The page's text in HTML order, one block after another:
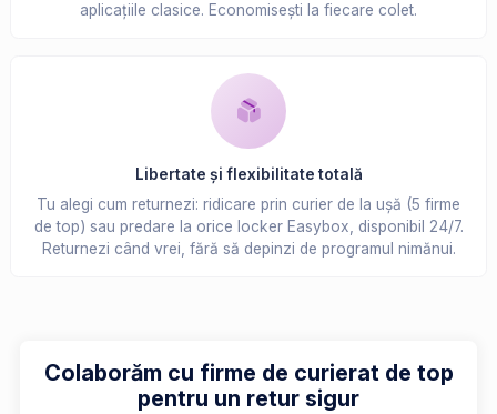
aplicațiile clasice. Economisești la fiecare colet.
Libertate și flexibilitate totală
Tu alegi cum returnezi: ridicare prin curier de la ușă (5 firme
de top) sau predare la orice locker Easybox, disponibil 24/7.
Returnezi când vrei, fără să depinzi de programul nimănui.
Colaborăm cu firme de curierat de top
pentru un retur sigur